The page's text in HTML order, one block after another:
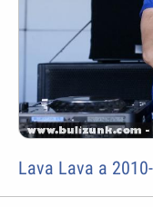
Lava Lava a